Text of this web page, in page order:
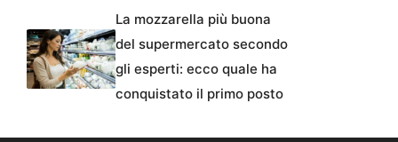
La mozzarella più buona
del supermercato secondo
gli esperti: ecco quale ha
conquistato il primo posto